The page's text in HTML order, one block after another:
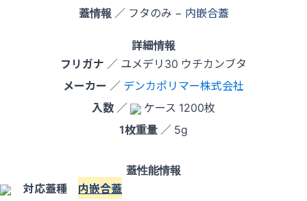
蓋情報 ／ フタのみ − 内嵌合蓋
詳細情報
フリガナ ／ ユメデリ30 ウチカンブタ
メーカー ／ デンカポリマー株式会社
入数 ／
ケース 1200枚
1枚重量 ／ 5g
蓋性能情報
対応蓋種 内嵌合蓋